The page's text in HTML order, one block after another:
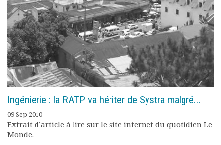
Rapports moraux
Rapports financiers
Nous rejoindre
Le bulletin
Présentation du bulletin
Comité de rédaction
Bulletins Villes en
développement
Kiosk
Ressources
Nos actions
Podcast-AdP
Ingénierie : la RATP va hériter de Systra malgré...
09 Sep 2010
Extrait d’article à lire sur le site internet du quotidien Le
Monde.